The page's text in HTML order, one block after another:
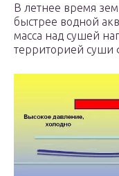
В летнее время
быстрее водной
масса над сушей
территорией суши